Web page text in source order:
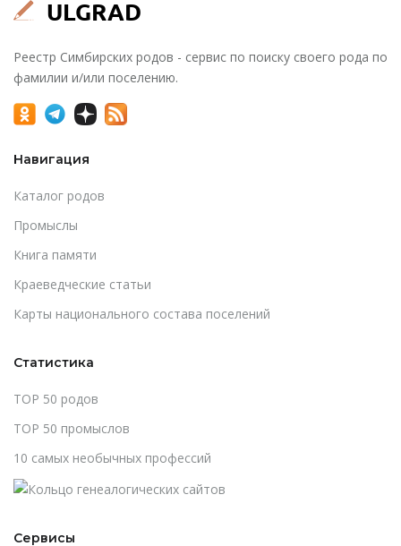
Реестр Симбирских родов - сервис по поиску своего рода по
фамилии и/или поселению.
Навигация
Каталог родов
Промыслы
Книга памяти
Краеведческие статьи
Карты национального состава поселений
Статистика
TOP 50 родов
TOP 50 промыслов
10 самых необычных профессий
Сервисы